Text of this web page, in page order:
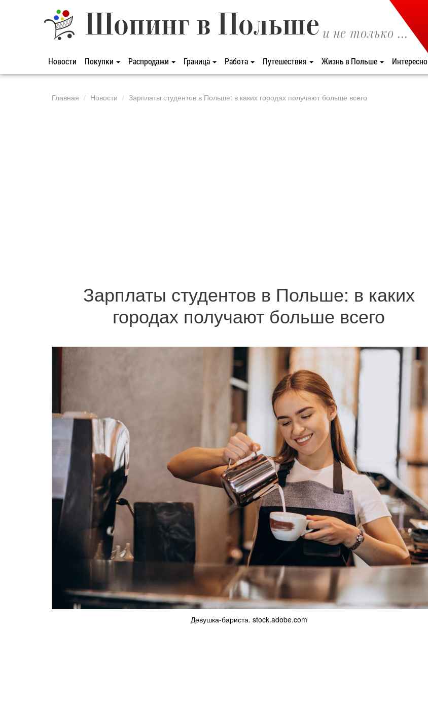
Шопинг в Польше и не только ...
Новости Покупки Распродажи Граница Работа Путешествия Жизнь в Польше Интересно
Главная Новости Зарплаты студентов в Польше: в каких городах получают больше всего
Зарплаты студентов в Польше: в каких
городах получают больше всего
Девушка-бариста. stock.adobe.com